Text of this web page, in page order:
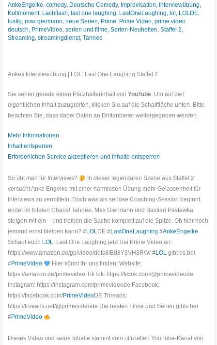
AnkeEngelke ,comedy, Deutsche Comedy, Improvisation Interviewübung
Kultmoment, Lachflash ,last one laughing LastOneLaughing ,lol LOLDE
lustig ,max giermann ,neue Serien Prime Prime Video ,prime video
deutsch PrimeVideo ,serien und filme ,Serien-Neuheiten ,Staffel 2
Streaming ,streamingdienst,Tahnee
Ankes Interviewübung | LOL: Last One Laughing Staffel 2
Sie sehen gerade einen Platzhalterinhalt vonYouTube. Um auf den
eigentlichen Inhalt zuzugreifen, klicken Sie auf die Schaltfläche unten. Bitte
beachten Sie, dass dabei Daten an Drittanbieter weitergegeben werden.
Mehr Informationen
Inhalt entsperren
Erforderlichen Service akzeptieren und Inhalte entsperren
So übt man für Interviews?
In dieser legendären Szene aus Staffel 2
versucht Anke Engelke mit einer harmlosen Übung mehr Gelassenheit für
Interviews zu vermitteln. Doch was als seriöse Coaching-Session beginnt,
endet im totalen Chaos! Tahnee, Max Giermann und Bastian Pastewka
steigen mit ein – und treiben die Sache komplett auf die Spitze. Ob hier noch
jemand ernst bleiben kann? #LOLDE #LastOneLaughing #AnkeEngelke
Schaut euch LOL: Last One Laughing jetzt bei Prime Video an:
https://www.amazon.de/gp/video/detail/B08Y3VH3RW/ #LOL gibt es bei
#PrimeVideo
Hier könnt ihr uns finden: Website:
https://amazon.de/primevideo TikTok: https://tiktok.com/@primevideode
Instagram: https://instagram.com/primevideode Facebook:
https://facebook.com/PrimeVideoDE Threads:
https://threads.net/@primevideode Die besten Filme und Serien gibts bei
#PrimeVideo
Dieses Video und seine Inhalte stammt vom offiziellen YouTube-Kanal von